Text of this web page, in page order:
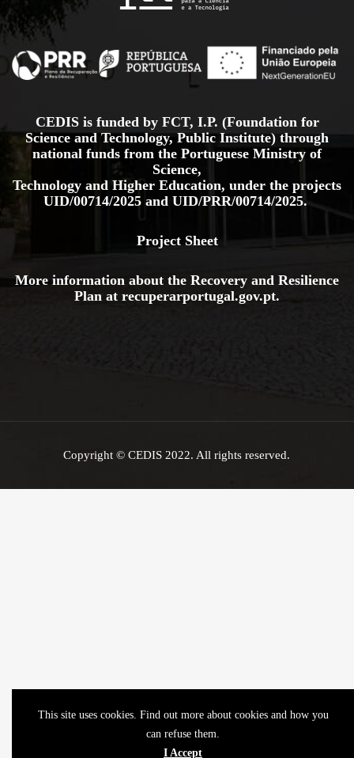
CEDIS is funded by FCT, I.P. (Foundation for
Science and Technology, Public Institute) through
national funds from the Portuguese Ministry of
Science,
Technology and Higher Education, under the projects
UID/00714/2025 and UID/PRR/00714/2025.
Project Sheet
More information about the Recovery and Resilience
Plan at recuperarportugal.gov.pt.
Copyright © CEDIS 2022. All rights reserved.
This site uses cookies. Find out more about cookies and how you
can refuse them.
I Accept